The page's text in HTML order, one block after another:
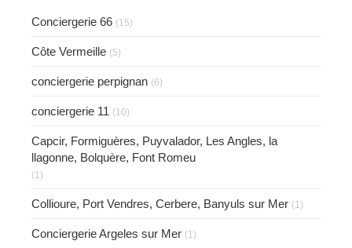
Conciergerie 66 (15)
Côte Vermeille (5)
conciergerie perpignan (6)
conciergerie 11 (10)
Capcir, Formiguères, Puyvalador, Les Angles, la
llagonne, Bolquère, Font Romeu
(1)
Collioure, Port Vendres, Cerbere, Banyuls sur Mer (1)
Conciergerie Argeles sur Mer (1)